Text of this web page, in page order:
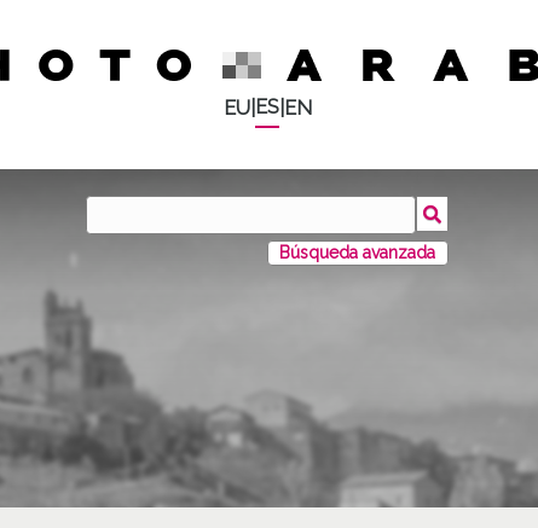
EU| ES| EN
Búsqueda avanzada